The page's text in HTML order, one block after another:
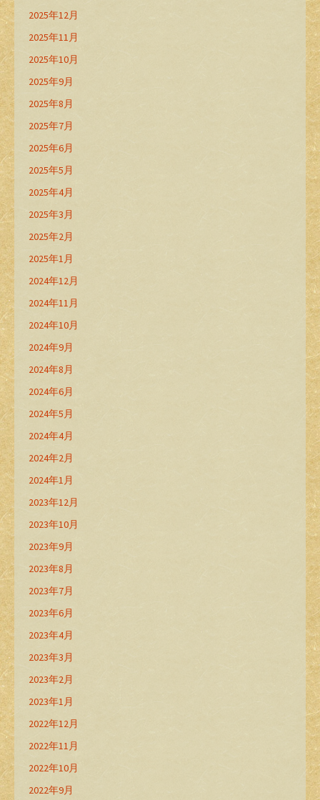
2025年12月
2025年11月
2025年10月
2025年9月
2025年8月
2025年7月
2025年6月
2025年5月
2025年4月
2025年3月
2025年2月
2025年1月
2024年12月
2024年11月
2024年10月
2024年9月
2024年8月
2024年6月
2024年5月
2024年4月
2024年2月
2024年1月
2023年12月
2023年10月
2023年9月
2023年8月
2023年7月
2023年6月
2023年4月
2023年3月
2023年2月
2023年1月
2022年12月
2022年11月
2022年10月
2022年9月